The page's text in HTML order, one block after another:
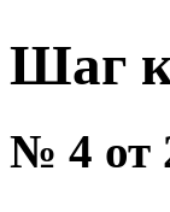
Шаг к
№ 4 от